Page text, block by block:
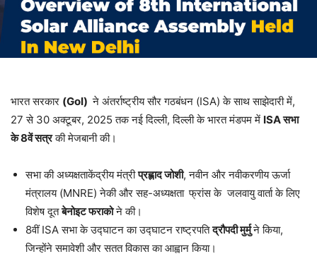
भारत सरकार (GoI) ने अंतर्राष्ट्रीय सौर गठबंधन (ISA) के साथ साझेदारी में,
27 से 30 अक्टूबर, 2025 तक नई दिल्ली, दिल्ली के भारत मंडपम में ISA सभा
के 8वें सत्रकी मेजबानी की।
सभा की अध्यक्षताकेंद्रीय मंत्रीप्रह्लाद जोशी, नवीन और नवीकरणीय ऊर्जा
मंत्रालय (MNRE) नेकी और सह-अध्यक्षता फ्रांस के जलवायु वार्ता के लिए
विशेष दूतबेनोइट फराकोने की।
8वीं ISA सभा के उद्घाटन का उद्घाटन राष्ट्रपतिद्रौपदी मुर्मुने किया,
जिन्होंने समावेशी और सतत विकास का आह्वान किया।